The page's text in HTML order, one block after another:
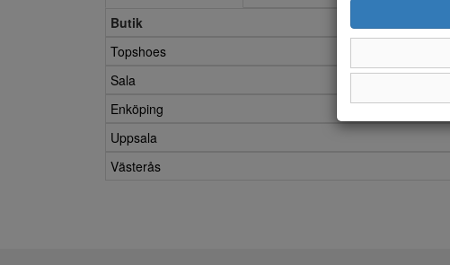
Butik
Topshoes
Sala
Enköping
Uppsala
Västerås